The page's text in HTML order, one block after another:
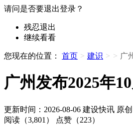
请问是否要退出登录？
残忍退出
继续看看
您现在的位置： 首页 > 建识 > > 广
广州发布2025年
更新时间：2026-08-06 建设快讯 原创
阅读（3,801）
点赞（223）